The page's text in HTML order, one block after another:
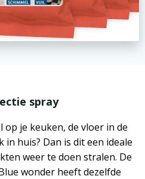
spray
op je keuken, de vloer in de
huis? Dan is dit een ideale
weer te doen stralen. De
wonder heeft dezelfde